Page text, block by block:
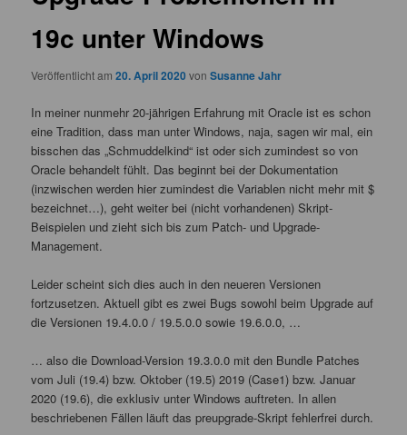
19c unter Windows
Veröffentlicht am20. April 2020 vonSusanne Jahr
In meiner nunmehr 20-jährigen Erfahrung mit Oracle ist es schon
eine Tradition, dass man unter Windows, naja, sagen wir mal, ein
bisschen das „Schmuddelkind“ ist oder sich zumindest so von
Oracle behandelt fühlt. Das beginnt bei der Dokumentation
(inzwischen werden hier zumindest die Variablen nicht mehr mit $
bezeichnet…), geht weiter bei (nicht vorhandenen) Skript-
Beispielen und zieht sich bis zum Patch- und Upgrade-
Management.
Leider scheint sich dies auch in den neueren Versionen
fortzusetzen. Aktuell gibt es zwei Bugs sowohl beim Upgrade auf
die Versionen 19.4.0.0 / 19.5.0.0 sowie 19.6.0.0, …
… also die Download-Version 19.3.0.0 mit den Bundle Patches
vom Juli (19.4) bzw. Oktober (19.5) 2019 (Case1) bzw. Januar
2020 (19.6), die exklusiv unter Windows auftreten. In allen
beschriebenen Fällen läuft das preupgrade-Skript fehlerfrei durch.